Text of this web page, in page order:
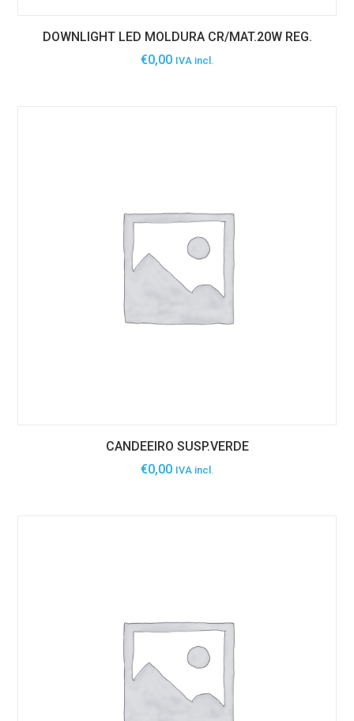
DOWNLIGHT LED MOLDURA CR/MAT.20W REG.
€0,00 IVA incl.
CANDEEIRO SUSP.VERDE
€0,00 IVA incl.